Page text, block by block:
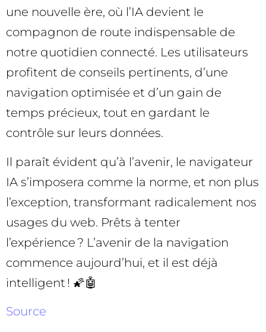
une nouvelle ère, où l’IA devient le
compagnon de route indispensable de
notre quotidien connecté. Les utilisateurs
profitent de conseils pertinents, d’une
navigation optimisée et d’un gain de
temps précieux, tout en gardant le
contrôle sur leurs données.
Il paraît évident qu’à l’avenir, le navigateur
IA s’imposera comme la norme, et non plus
l’exception, transformant radicalement nos
usages du web. Prêts à tenter
l’expérience ? L’avenir de la navigation
commence aujourd’hui, et il est déjà
intelligent ! 🌠🤖
Source